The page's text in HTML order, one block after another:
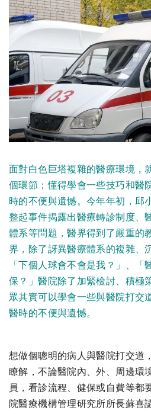
面對白色巨塔複雜的醫療環境，
個環節；懂得學會一些技巧和醫
時的不便與遺憾。今年年初，邱
整起事件揭露出醫療轉診制度、
體系等問題，醫界得到了嚴重的
界，除了訝異醫療體系的複雜、
「下個人球會不會是我？」、「
保？」醫院除了加緊檢討、積極
眾其實可以學會一些與醫院打交
醫時的不便與遺憾。
想做個聰明的病人與醫院打交道
瞭解，不論醫院內、外、周邊環
員，看診流程、健保或自費等都
院醫療機構管理研究所所長蘇喜